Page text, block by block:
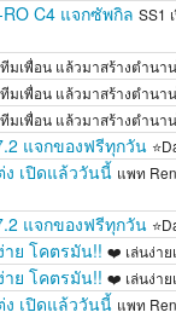
C4 แจกซัพกิล SS1
มเพื่อน แล้วมาสร้างตำนา
มเพื่อน แล้วมาสร้างตำนา
มเพื่อน แล้วมาสร้างตำนา
แจกของฟรีทุกวัน
ง เปิดแล้ววันนี้ แพท
แจกของฟรีทุกวัน
ย โคตรมัน!! ❤️ เล่นง่าย
ย โคตรมัน!! ❤️ เล่นง่าย
ง เปิดแล้ววันนี้ แพท